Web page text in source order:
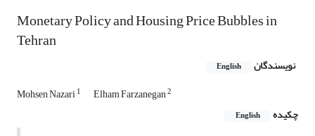
Monetary Policy and Housing Price Bubbles in
Tehran
نویسندگان English
Mohsen Nazari1 Elham Farzanegan2
چکیده English